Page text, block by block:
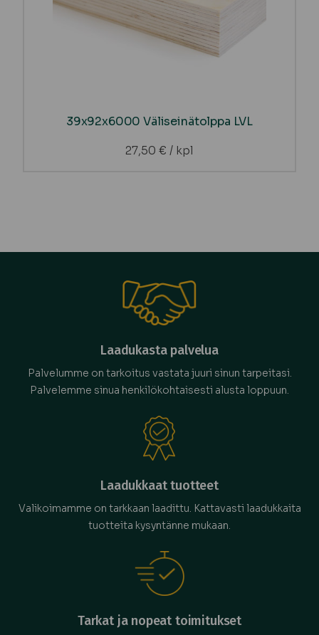
39x92x6000 Väliseinätolppa LVL
27,50 € / kpl
Laadukasta palvelua
Palvelumme on tarkoitus vastata juuri sinun tarpeitasi.
Palvelemme sinua henkilökohtaisesti alusta loppuun.
Laadukkaat tuotteet
Valikoimamme on tarkkaan laadittu. Kattavasti laadukkaita
tuotteita kysyntänne mukaan.
Tarkat ja nopeat toimitukset